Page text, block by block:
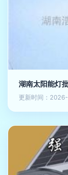
湖南太阳能灯
更新时间：